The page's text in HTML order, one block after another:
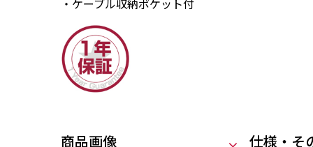
・ケーブル収納ポケット付
商品画像 仕様・そ